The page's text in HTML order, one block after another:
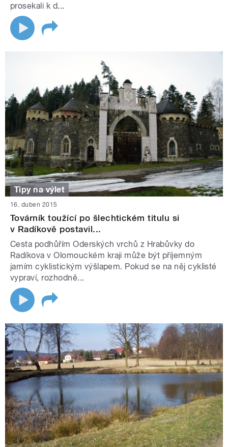
prosekali k d...
Tipy na výlet
16. duben 2015
Továrník toužící po šlechtickém titulu si
v Radíkově postavil...
Cesta podhůřím Oderských vrchů z Hrabůvky do
Radíkova v Olomouckém kraji může být příjemným
jarním cyklistickým výšlapem. Pokud se na něj cyklisté
vypraví, rozhodně...